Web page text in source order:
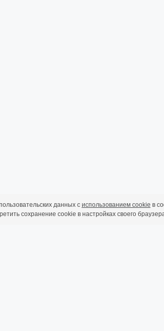
рассчитать,
данных с использованием cookie в
сохранение cookie в настройках своего